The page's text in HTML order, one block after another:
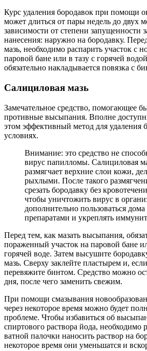
Курс удаления бородавок при помощи
может длиться от пары недель до двух
зависимости от степени запущенности
нанесения: наружно на бородавку.
мазь, необходимо распарить участок с
паровой бане или в тазу с горячей
обязательно накладывается повязка с
Салициловая мазь
Замечательное средство, помогающее
противные высыпания. Вполне
этом эффективный метод для удаления
условиях.
Внимание: это средство не
вирус папилломы. Салициловая
размягчает верхние слои кожи,
рыхлыми. После такого
срезать бородавку без
чтобы уничтожить вирус в
дополнительно пользоваться
препаратами и укреплять
Перед тем, как мазать высыпания,
пораженный участок на паровой бане
горячей воде. Затем высушите
мазь. Сверху заклейте пластырем и,
перевяжите бинтом. Средство можно
дня, после чего заменить свежим.
При помощи смазывания
через некоторое время можно будет
проблеме. Чтобы избавиться об
спиртового раствора йода,
ватной палочки наносить раствор на
некоторое время они уменьшатся и